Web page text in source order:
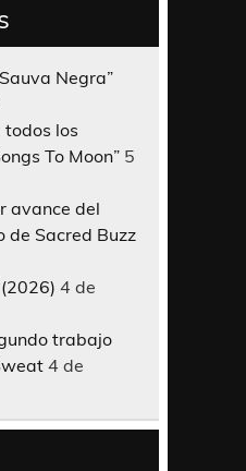
Negra”
todos los
To Moon” 5
avance del
de Sacred Buzz
4 de
trabajo
4 de